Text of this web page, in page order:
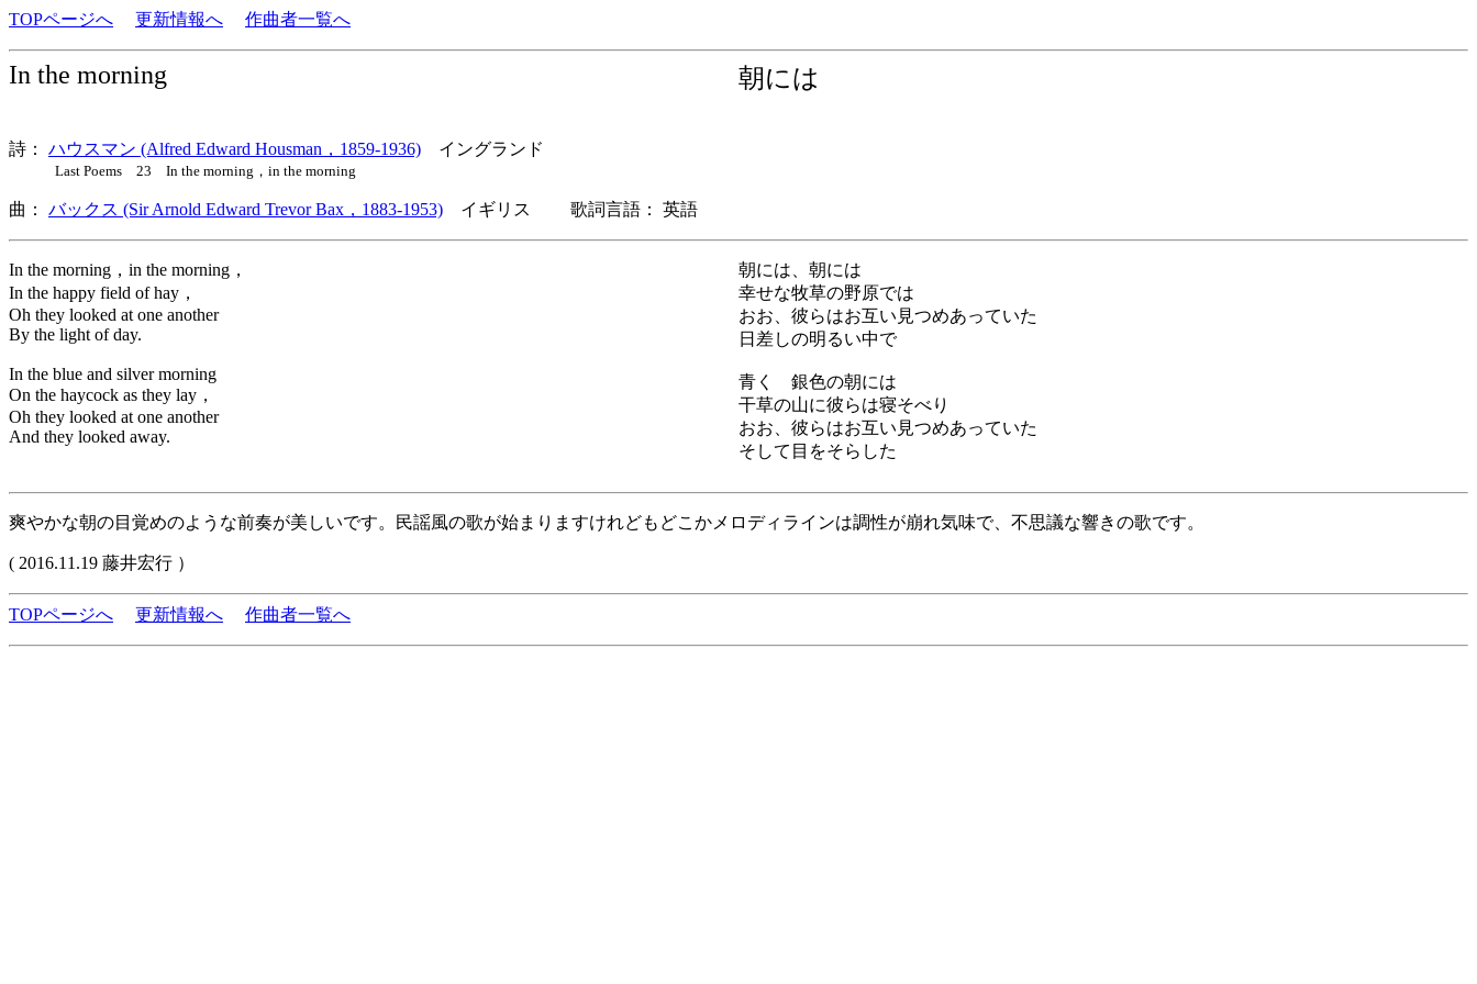
TOPページへ 更新情報へ 作曲者一覧へ
In the morning 朝には
詩： ハウスマン (Alfred Edward Housman，1859-1936) イングランド
Last Poems 23 In the morning，in the morning
曲： バックス (Sir Arnold Edward Trevor Bax，1883-1953) イギリス 歌詞言語： 英語
In the morning，in the morning，
In the happy field of hay，
Oh they looked at one another
By the light of day.
In the blue and silver morning
On the haycock as they lay，
Oh they looked at one another
And they looked away.
朝には、朝には
幸せな牧草の野原では
おお、彼らはお互い見つめあっていた
日差しの明るい中で
青く 銀色の朝には
干草の山に彼らは寝そべり
おお、彼らはお互い見つめあっていた
そして目をそらした
爽やかな朝の目覚めのような前奏が美しいです。民謡風の歌が始まりますけれどもどこかメロディラインは調性が崩れ気味で、不思議な響きの歌です。
( 2016.11.19 藤井宏行 ）
TOPページへ 更新情報へ 作曲者一覧へ